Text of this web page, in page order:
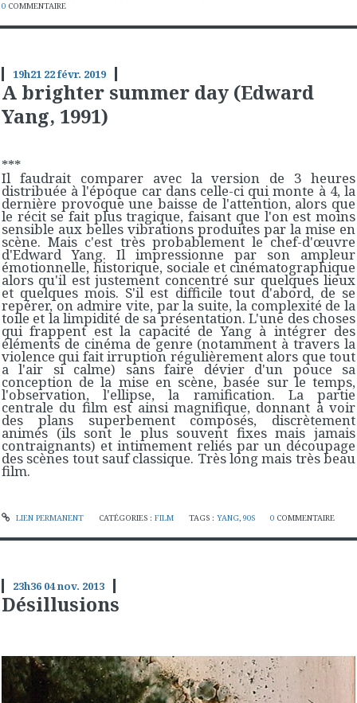
0 COMMENTAIRE
19h21 22févr. 2019
A brighter summer day (Edward
Yang, 1991)
***
Il faudrait comparer avec la version de 3 heures
distribuée à l'époque car dans celle-ci qui monte à 4, la
dernière provoque une baisse de l'attention, alors que
le récit se fait plus tragique, faisant que l'on est moins
sensible aux belles vibrations produites par la mise en
scène. Mais c'est très probablement le chef-d'œuvre
d'Edward Yang. Il impressionne par son ampleur
émotionnelle, historique, sociale et cinématographique
alors qu'il est justement concentré sur quelques lieux
et quelques mois. S'il est difficile tout d'abord, de se
repérer, on admire vite, par la suite, la complexité de la
toile et la limpidité de sa présentation. L'une des choses
qui frappent est la capacité de Yang à intégrer des
éléments de cinéma de genre (notamment à travers la
violence qui fait irruption régulièrement alors que tout
a l'air si calme) sans faire dévier d'un pouce sa
conception de la mise en scène, basée sur le temps,
l'observation, l'ellipse, la ramification. La partie
centrale du film est ainsi magnifique, donnant à voir
des plans superbement composés, discrètement
animés (ils sont le plus souvent fixes mais jamais
contraignants) et intimement reliés par un découpage
des scènes tout sauf classique. Très long mais très beau
film.
LIEN PERMANENT CATÉGORIES : FILM TAGS :YANG,90S 0 COMMENTAIRE
23h36 04nov. 2013
Désillusions